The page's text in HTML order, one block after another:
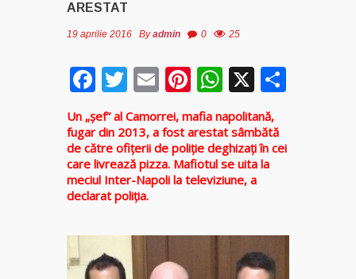
Elena Natașa
Elena
Minodora
Tămăduitoarea
ARESTAT
19 aprilie 2016 Byadmin 0 25
Facebook
Twitter
EmailPinterest
WhatsApp
X
Un „şef” al Camorrei, mafia napolitană,
fugar din 2013, a fost arestat sâmbătă
de către ofițerii de poliție deghizaţi în cei
care livrează pizza. Mafiotul se uita la
meciul Inter-Napoli la televiziune, a
declarat poliția.